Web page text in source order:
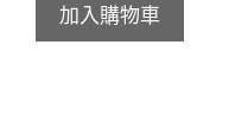
加入購物車